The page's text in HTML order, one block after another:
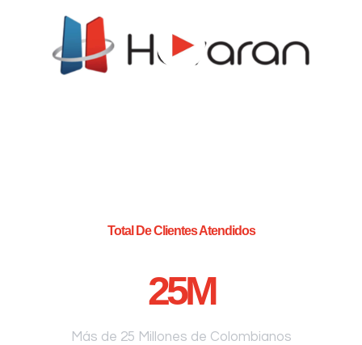
Total De Clientes Atendidos
25M
Más de 25 Millones de Colombianos